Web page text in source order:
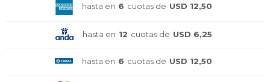
hasta en 6 cuotas de USD 12,50
hasta en 12 cuotas de USD 6,25
hasta en 6 cuotas de USD 12,50